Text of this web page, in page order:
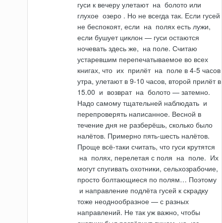
гуси к вечеру улетают на болото или
глухое озеро . Но не всегда так. Если гусей
не бес­покоят, если на полях есть лужи,
если бушует циклон — гуси остаются
ночевать здесь же, на поле. Считаю
устаревшим перепечатываемое во всех
книгах, что их прилёт на поле в 4-5 часов
утра, улетают в 9-10 часов, второй прилёт в
15.00 и возврат на болото — затемно.
Надо самому тщательней наблюдать и
перепро­верять написанное. Весной в
течение дня не разберёшь, сколько было
налётов. Примерно пять-шесть налётов.
Проще всё-таки считать, что гуси крутятся
на полях, перелетая с поля на поле. Их
могут спугивать охотники, сельхозрабочие,
просто болтающиеся по полям… Поэтому
и направление подлёта гусей к скрадку
тоже неоднообразное — с разных
направлений. Не так уж важно, чтобы